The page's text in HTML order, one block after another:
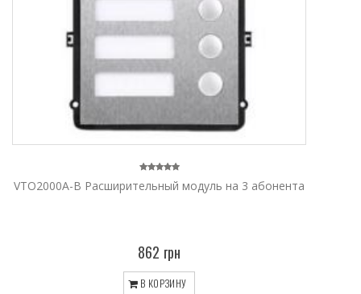
VTO2000A-B Расширительный модуль на 3 абонента
862 грн
В КОРЗИНУ